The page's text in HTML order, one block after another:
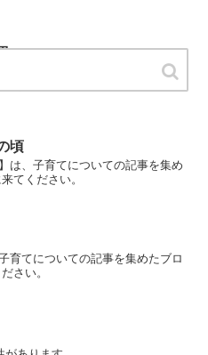
、子育てについての記事を集めた
ください。
頃
は、子育てについての記事を集め
てください。
育てについての記事を集めたブロ
さい。